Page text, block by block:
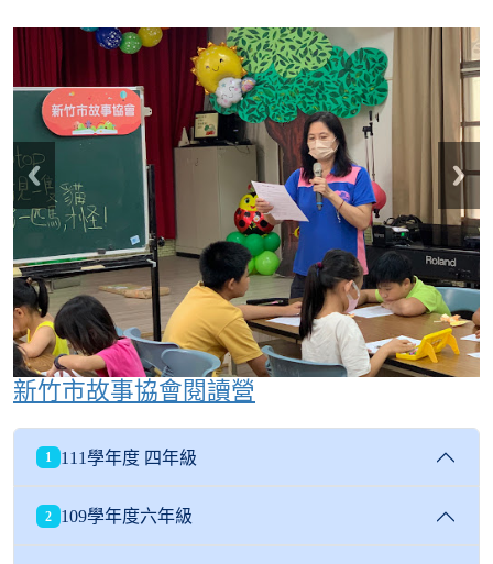
新竹市故事協會閱讀營
1 111學年度 四年級
2 109學年度六年級